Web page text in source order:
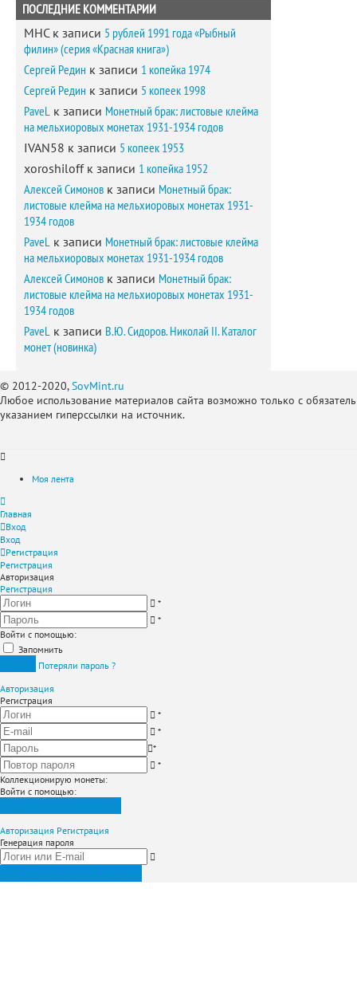
ПОСЛЕДНИЕ КОММЕНТАРИИ
MHCк записи 5 рублей 1991 года «Рыбный
филин» (серия «Красная книга»)
Сергей Редин к записи 1 копейка 1974
Сергей Редин к записи 5 копеек 1998
PaveL к записи Монетный брак: листовые клейма
на мельхиоровых монетах 1931-1934 годов
IVAN58 к записи 5 копеек 1953
xoroshiloffк записи 1 копейка 1952
Алексей Симонов к записи Монетный брак:
листовые клейма на мельхиоровых монетах 1931-
1934 годов
PaveL к записи Монетный брак: листовые клейма
на мельхиоровых монетах 1931-1934 годов
Алексей Симонов к записи Монетный брак:
листовые клейма на мельхиоровых монетах 1931-
1934 годов
PaveL к записи В.Ю. Сидоров. Николай II. Каталог
монет (новинка)
© 2012-2020,SovMint.ru
Любое использование материалов сайта возможно только с
указанием гиперссылки на источник.
Моя лента
Главная
Вход
Вход
Регистрация
Регистрация
Авторизация
Регистрация
*
*
Войти с помощью:
Запомнить
Потеряли пароль ?
Авторизация
Регистрация
*
*
*
*
Коллекционирую монеты:
Войти с помощью:
Авторизация Регистрация
Генерация пароля